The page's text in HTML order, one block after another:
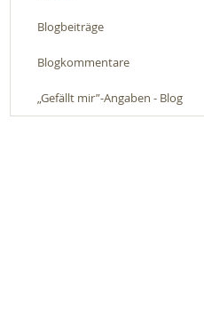
Blogbeiträge
Blogkommentare
„Gefällt mir”-Angaben - Blog